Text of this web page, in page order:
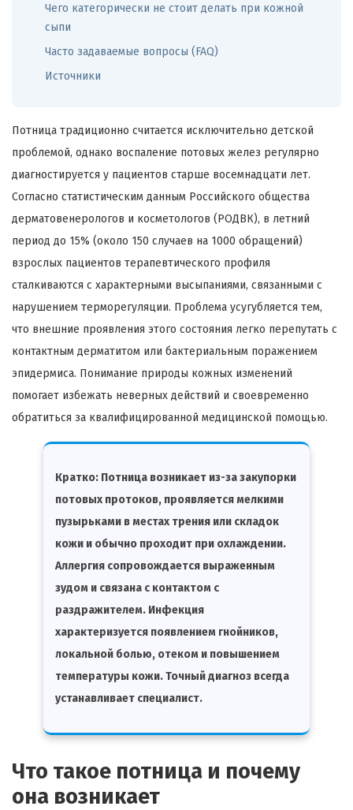
Чего категорически не стоит делать при кожной
сыпи
Часто задаваемые вопросы (FAQ)
Источники
Потница традиционно считается исключительно детской
проблемой, однако воспаление потовых желез регулярно
диагностируется у пациентов старше восемнадцати лет.
Согласно статистическим данным Российского общества
дерматовенерологов и косметологов (РОДВК), в летний
период до 15% (около 150 случаев на 1000 обращений)
взрослых пациентов терапевтического профиля
сталкиваются с характерными высыпаниями, связанными с
нарушением терморегуляции. Проблема усугубляется тем,
что внешние проявления этого состояния легко перепутать с
контактным дерматитом или бактериальным поражением
эпидермиса. Понимание природы кожных изменений
помогает избежать неверных действий и своевременно
обратиться за квалифицированной медицинской помощью.
Кратко: Потница возникает из-за закупорки
потовых протоков, проявляется мелкими
пузырьками в местах трения или складок
кожи и обычно проходит при охлаждении.
Аллергия сопровождается выраженным
зудом и связана с контактом с
раздражителем. Инфекция
характеризуется появлением гнойников,
локальной болью, отеком и повышением
температуры кожи. Точный диагноз всегда
устанавливает специалист.
Что такое потница и почему
она возникает